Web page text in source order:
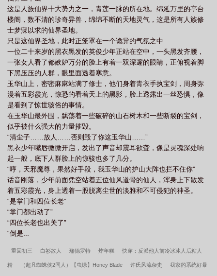
这是人族仙界十大势力之一，青莲一脉的所在地。绵延万里的亭台
楼阁，数不清的珍奇异兽，绵绵不断的天地灵气，这是所有人族修
士梦寐以求的仙界圣地。
只是这仙界圣地，此时正笼罩在一个诡异的气氛之中……
一位二十来岁的黑衣黑发的英俊少年正站在空中，一头黑发齐腰，
一张女人看了都嫉妒万分的脸上有着一双深邃的眼睛，正俯视着脚
下黑压压的人群，眼里面透着寒意。
玉华山上，密密麻麻站满了修士，他们身着青衣手执宝剑，周身弥
漫着五彩霞光，惊恐的看着天上的黑影，脸上透露出一丝恐惧，像
是看到了惊世骇俗的事情。
在玉华山最外围，飘荡着一些破碎的山石树木和一些断裂的宝剑，
似乎被什么强大的力量摧毁。
“清尘子……放人……否则毁了你这玉华山……”
黑衣少年嘴唇微微开启，发出了声音却震耳欲聋，像是灵魂深处响
起一般，底下人群脸上的惊骇也多了几分。
“哼，天邪魔尊，果然好手段，我玉华山的护山大阵也拦不住你”
话音刚落，少年前面凭空站着五位仙风道骨的仙人，浑身上下散发
着五彩霞光，身上透着一股脱离尘世的淡雅和不可侵犯的神圣。
“是掌门和四位长老”
“掌门都出动了”
“四位长老也出关了”
“倒是...
重回初三 白衫故人 瑞德罗特 炸年糕 快穿：反派他人前冷冰冰人后粘人
精 （超凡蜘蛛侠2同人）【虫绿】Honey Blade 许氏风流杂史 我家的系统好暴